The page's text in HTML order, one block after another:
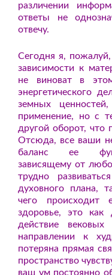
различении
ответы не
отвечу.
Сегодня я,
зависимости к
не виноват в
энергетического
земных
применение, но с
другой оборот, что
Отсюда, все ваши
баланс ее
зависящему от
трудно
духовного плана,
чего
здоровье, это как
действие вековых
направлении к
потеряна прямая
пространство
ваш ум постоянно